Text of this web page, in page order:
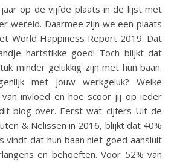
wereld. Daarmee zijn we een plaats
World Happiness Report 2019. Dat
hartstikke goed! Toch blijkt dat
minder gelukkig zijn met hun baan.
met jouw werkgeluk? Welke
invloed en hoe scoor jij op ieder
blog over. Eerst wat cijfers Uit de
& Nelissen in 2016, blijkt dat 40%
vindt dat hun baan niet goed aansluit
en behoeften. Voor 52% van